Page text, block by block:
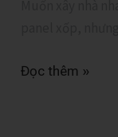
Đọc thêm »